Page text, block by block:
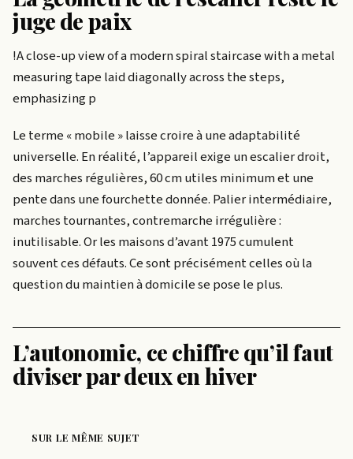
juge de paix
!A close-up view of a modern spiral staircase with a metal
measuring tape laid diagonally across the steps,
emphasizing p
Le terme « mobile » laisse croire à une adaptabilité
universelle. En réalité, l’appareil exige un escalier droit,
des marches régulières, 60 cm utiles minimum et une
pente dans une fourchette donnée. Palier intermédiaire,
marches tournantes, contremarche irrégulière :
inutilisable. Or les maisons d’avant 1975 cumulent
souvent ces défauts. Ce sont précisément celles où la
question du maintien à domicile se pose le plus.
L’autonomie, ce chiffre qu’il faut
diviser par deux en hiver
SUR LE MÊME SUJET